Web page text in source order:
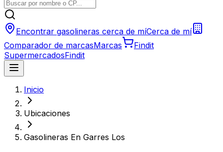
Encontrar gasolineras cerca de míCerca de mí
Comparador de marcasMarcas
Findit
SupermercadosFindit
Inicio
Ubicaciones
Gasolineras En Garres Los